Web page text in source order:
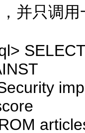
并只调
>